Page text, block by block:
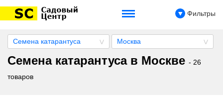
Фильтры
Семена катарантуса Москва
Семена катарантуса в Москве - 26
товаров